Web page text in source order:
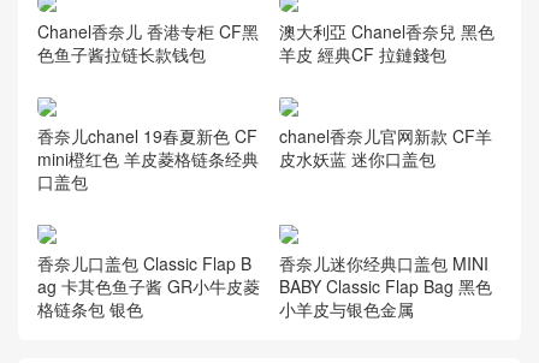
Chanel香奈儿 香港专柜 CF黑
色鱼子酱拉链长款钱包
澳大利亞 Chanel香奈兒 黑色
羊皮 經典CF 拉鏈錢包
香奈儿chanel 19春夏新色 CF
mini橙红色 羊皮菱格链条经典
口盖包
chanel香奈儿官网新款 CF羊
皮水妖蓝 迷你口盖包
香奈儿口盖包 Classic Flap B
ag 卡其色鱼子酱 GR小牛皮菱
格链条包 银色
香奈儿迷你经典口盖包 MINI
BABY Classic Flap Bag 黑色
小羊皮与银色金属